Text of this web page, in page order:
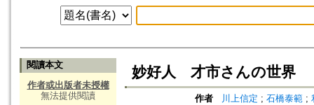
閱讀本文
作者或出版者未授權
無法提供閱讀
妙好人 才市さんの世界
作者 川上信定 ; 石橋泰範 ;